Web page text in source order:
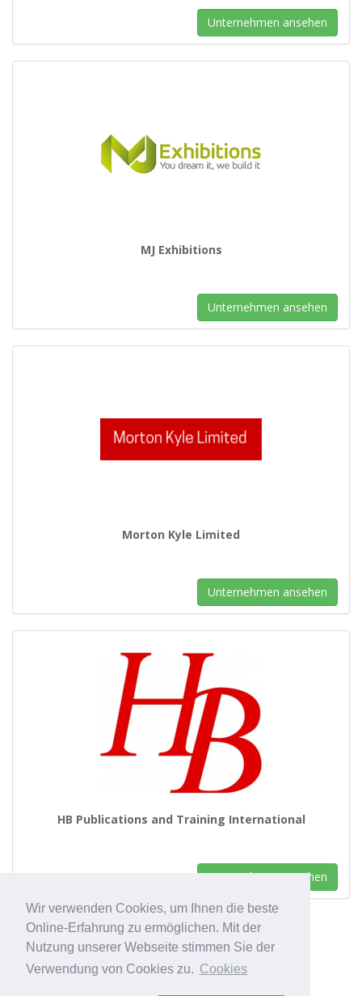
Wir verwenden Cookies, um Ihnen die beste
Online-Erfahrung zu ermöglichen. Mit der
Nutzung unserer Webseite stimmen Sie der
Verwendung von Cookies zu. Cookies
Unternehmen ansehen
MJ Exhibitions
Unternehmen ansehen
Morton Kyle Limited
Unternehmen ansehen
HB Publications and Training International
Unternehmen ansehen